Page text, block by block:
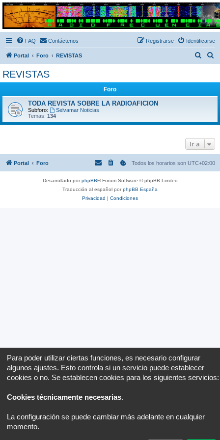
Radio Frecuencias
Foro de Radio Frecuencias
FAQ Contáctenos Identificarse
Registrarse
Portal Foro REVISTAS
REVISTAS
Foro
TODA REVISTA SOBRE LA RADIOAFICION
Subforo:
Selvamar Noticias
Temas: 134
Ir a
Portal Foro Todos los horarios son UTC+02:00
Desarrollado porphpBB® Forum Software © phpBB Limited
Traducción al español porphpBB España
Privacidad | Condiciones
Para poder utilizar ciertas funciones, es necesario configurar
algunos ajustes. Esto controla si un servicio puede establecer
cookies o no. Se establecen cookies para los siguientes servicios:
Cookies técnicamente necesarias.
La configuración se puede cambiar más adelante en cualquier
momento.